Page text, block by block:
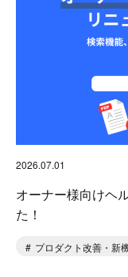
2026.07.01
オーナー様向けヘ
た！
プロダクト改善・新